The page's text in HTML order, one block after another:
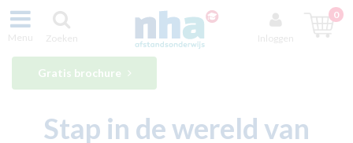
Menu Zoeken Inloggen
0
Gratis brochure
Stap in de wereld van